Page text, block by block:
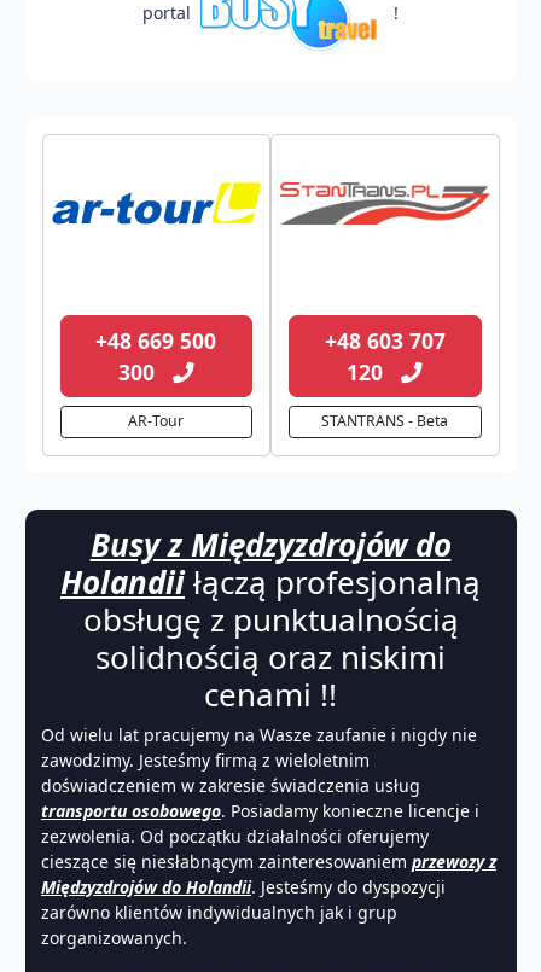
portal !
+48 669 500
300
AR-Tour
+48 603 707
120
STANTRANS - Beta
Busy z Międzyzdrojów do
Holandiiłączą profesjonalną
obsługę z punktualnością
solidnością oraz niskimi
cenami !!
Od wielu lat pracujemy na Wasze zaufanie i nigdy nie
zawodzimy. Jesteśmy firmą z wieloletnim
doświadczeniem w zakresie świadczenia usług
transportu osobowego. Posiadamy konieczne licencje i
zezwolenia. Od początku działalności oferujemy
cieszące się niesłabnącym zainteresowaniem przewozy z
Międzyzdrojów do Holandii. Jesteśmy do dyspozycji
zarówno klientów indywidualnych jak i grup
zorganizowanych.